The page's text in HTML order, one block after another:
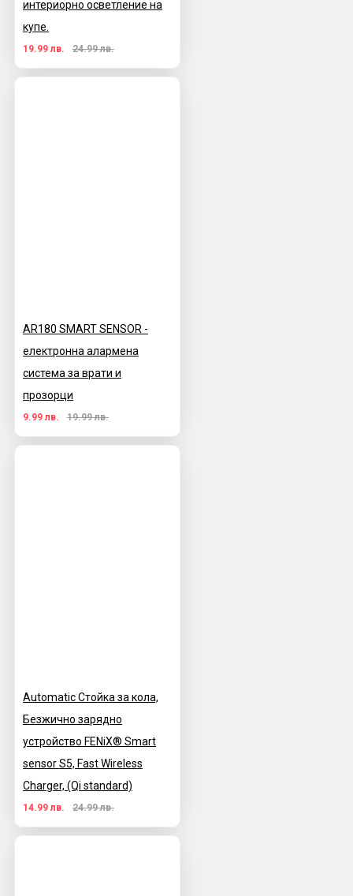
интериорно осветление на
купе.
19.99 лв. 24.99 лв.
AR180 SMART SENSOR -
електронна алармена
система за врати и
прозорци
9.99 лв. 19.99 лв.
Automatic Стойка за кола,
Безжично зарядно
устройство FENiX® Smart
sensor S5, Fast Wireless
Charger, (Qi standard)
14.99 лв. 24.99 лв.